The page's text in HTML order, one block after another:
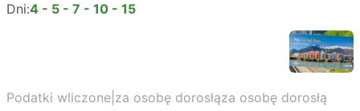
Dni:4 - 5 - 7 - 10 - 15
Podatki wliczone za osobę dorosłąza osobę dorosłą